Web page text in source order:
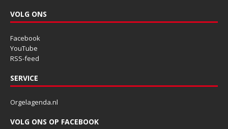
VOLG ONS
Facebook
YouTube
RSS-feed
SERVICE
Orgelagenda.nl
VOLG ONS OP FACEBOOK